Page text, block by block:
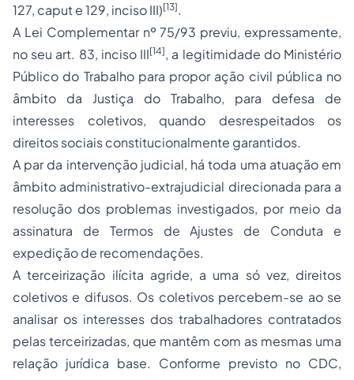
127, caput e 129, inciso III)[13].
A Lei Complementar nº 75/93 previu, expressamente,
no seu art. 83, inciso III[14], a legitimidade do Ministério
Público do Trabalho para propor ação civil pública no
âmbito da Justiça do Trabalho, para defesa de
interesses coletivos, quando desrespeitados os
direitos sociais constitucionalmente garantidos.
A par da intervenção judicial, há toda uma atuação em
âmbito administrativo-extrajudicial direcionada para a
resolução dos problemas investigados, por meio da
assinatura de Termos de Ajustes de Conduta e
expedição de recomendações.
A terceirização ilícita agride, a uma só vez, direitos
coletivos e difusos. Os coletivos percebem-se ao se
analisar os interesses dos trabalhadores contratados
pelas terceirizadas, que mantêm com as mesmas uma
relação jurídica base. Conforme previsto no CDC,